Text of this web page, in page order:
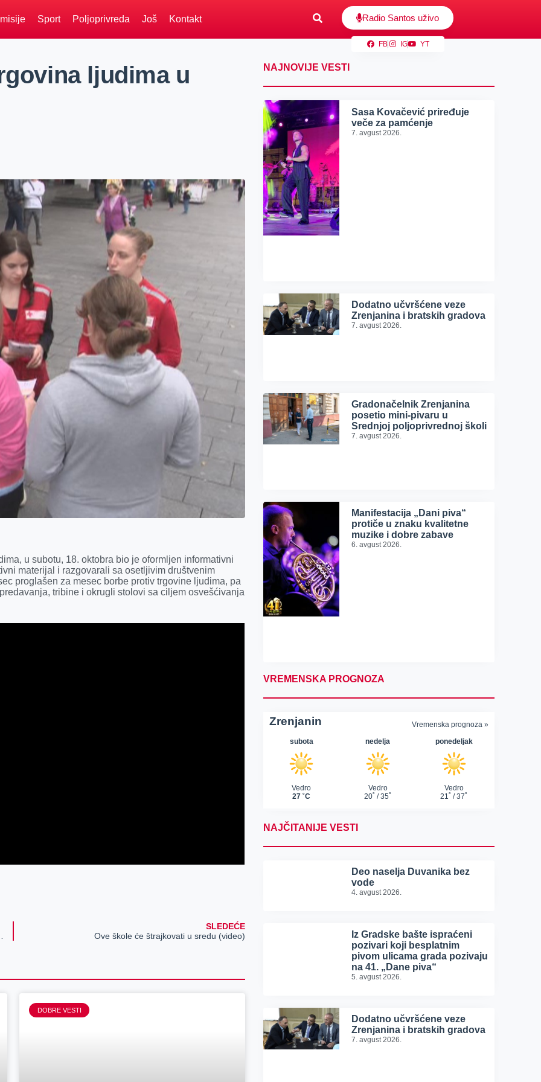
Sport Poljoprivreda Još Kontakt Radio Santos uživo
FB IG YT
ljudima u
u subotu, 18. oktobra bio je oformljen informativni
materijal i razgovarali sa osetljivim društvenim
proglašen za mesec borbe protiv trgovine ljudima, pa
tribine i okrugli stolovi sa ciljem osvešćivanja
SLEDEĆE
Ove škole će štrajkovati u sredu (video)
DOBRE VESTI
NAJNOVIJE VESTI
Sasa Kovačević priređuje
veče za pamćenje
7. avgust 2026.
Dodatno učvršćene veze
Zrenjanina i bratskih gradova
7. avgust 2026.
Gradonačelnik Zrenjanina
posetio mini-pivaru u
Srednjoj poljoprivrednoj školi
7. avgust 2026.
Manifestacija „Dani piva“
protiče u znaku kvalitetne
muzike i dobre zabave
6. avgust 2026.
VREMENSKA PROGNOZA
NAJČITANIJE VESTI
Deo naselja Duvanika bez
vode
4. avgust 2026.
Iz Gradske bašte ispraćeni
pozivari koji besplatnim
pivom ulicama grada pozivaju
na 41. „Dane piva“
5. avgust 2026.
Dodatno učvršćene veze
Zrenjanina i bratskih gradova
7. avgust 2026.